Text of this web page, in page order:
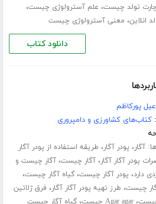
چارت تولد چیست، علم آسترولوژی چیست،
انلاین، معنی آسترولوژی چیست
دانلود کتاب
پورکاظم
کتاب‌های کشاورزی و دامپروری
آگار، پودر آگار، طریقه استفاده از پودر آگار
پودر آگار آگار،آگار چیست،آگار چیست و
دارد، پودر آگار چیست،گیاه آگار چیست،
چیست، طرز تهیه پودر آگار آگار، فرق ژلاتین
،Agar agar چیست ،گیاه آگار چیست